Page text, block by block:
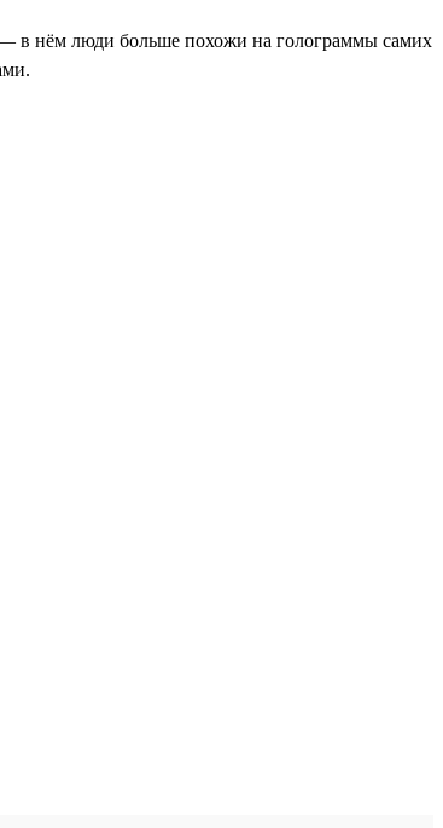
— в нём люди больше похожи на голограммы самих